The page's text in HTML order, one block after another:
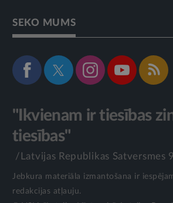
SEKO MUMS
"Ikvienam ir tiesības
tiesības"
/Latvijas Republikas Satversmes
Jebkura materiāla izmantošana ir
redakcijas atļauju.